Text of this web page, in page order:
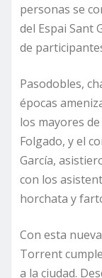
personas se
del Espai Sant
de
Pasodobles,
épocas
los mayores
Folgado, y el
García,
con los
horchata y
Con esta
Torrent
a la ciudad.